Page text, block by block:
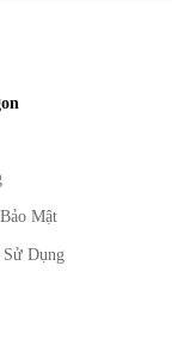
Mật
Dụng